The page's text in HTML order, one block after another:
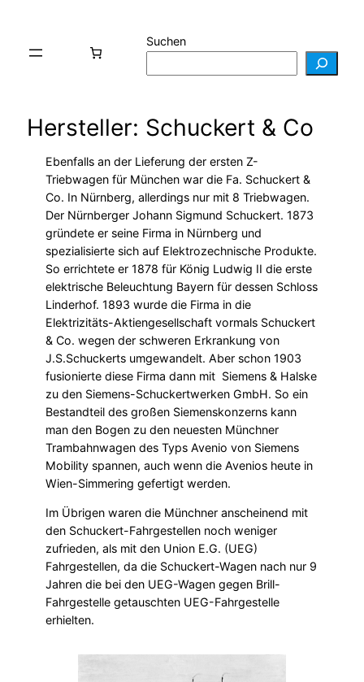
Suchen
Hersteller: Schuckert & Co
Ebenfalls an der Lieferung der ersten Z-
Triebwagen für München war die Fa. Schuckert &
Co. In Nürnberg, allerdings nur mit 8 Triebwagen.
Der Nürnberger Johann Sigmund Schuckert. 1873
gründete er seine Firma in Nürnberg und
spezialisierte sich auf Elektrozechnische Produkte.
So errichtete er 1878 für König Ludwig II die erste
elektrische Beleuchtung Bayern für dessen Schloss
Linderhof. 1893 wurde die Firma in die
Elektrizitäts-Aktiengesellschaft vormals Schuckert
& Co. wegen der schweren Erkrankung von
J.S.Schuckerts umgewandelt. Aber schon 1903
fusionierte diese Firma dann mit Siemens & Halske
zu den Siemens-Schuckertwerken GmbH. So ein
Bestandteil des großen Siemenskonzerns kann
man den Bogen zu den neuesten Münchner
Trambahnwagen des Typs Avenio von Siemens
Mobility spannen, auch wenn die Avenios heute in
Wien-Simmering gefertigt werden.
Im Übrigen waren die Münchner anscheinend mit
den Schuckert-Fahrgestellen noch weniger
zufrieden, als mit den Union E.G. (UEG)
Fahrgestellen, da die Schuckert-Wagen nach nur 9
Jahren die bei den UEG-Wagen gegen Brill-
Fahrgestelle getauschten UEG-Fahrgestelle
erhielten.